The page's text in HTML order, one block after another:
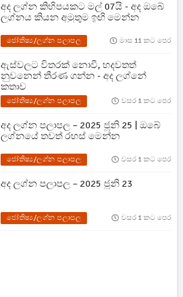
අද ලග්න කිහිපයකට මල් 07යි - අද ඔබේ
ලග්නය කියන අමුතුම ඉඟි මෙන්න
ජෝතිෂ්‍ය/ලග්න පලාපල මාස 11 කට පෙර
ඇස්වලට විතරක් නොවී, හදවතත්
නුවනෙන් තීරණ ගන්න - අද ලග්නේ
කතාව
ජෝතිෂ්‍ය/ලග්න පලාපල වසර 1 කට පෙර
අද ලග්න පලාපල – 2025 ජූනි 25 | ඔබේ
ලග්නයේ තවත් රහස් මෙන්න
ජෝතිෂ්‍ය/ලග්න පලාපල වසර 1 කට පෙර
අද ලග්න පලාපල – 2025 ජූනි 23
ජෝතිෂ්‍ය/ලග්න පලාපල වසර 1 කට පෙර